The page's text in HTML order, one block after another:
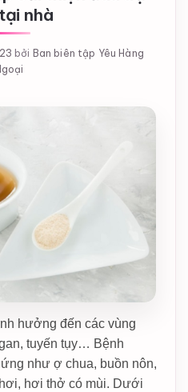
nhà
bởi Ban biên tập Yêu Hàng
hưởng đến các vùng
tuyến tụy… Bệnh
như ợ chua, buồn nôn,
hơi thở có mùi. Dưới